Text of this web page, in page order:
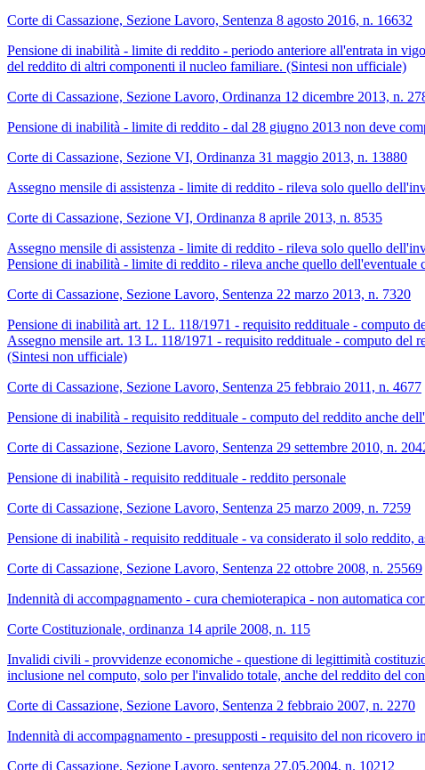
Corte di Cassazione, Sezione Lavoro, Sentenza 8 agosto 2016, n. 16632
Pensione di inabilità - limite di reddito - periodo anteriore all'entrata in
del reddito di altri componenti il nucleo familiare. (Sintesi non ufficiale)
Corte di Cassazione, Sezione Lavoro, Ordinanza 12 dicembre 2013, n.
Pensione di inabilità - limite di reddito - dal 28 giugno 2013 non deve
Corte di Cassazione, Sezione VI, Ordinanza 31 maggio 2013, n. 13880
Assegno mensile di assistenza - limite di reddito - rileva solo quello
Corte di Cassazione, Sezione VI, Ordinanza 8 aprile 2013, n. 8535
Assegno mensile di assistenza - limite di reddito - rileva solo quello
Pensione di inabilità - limite di reddito - rileva anche quello dell'eventuale
Corte di Cassazione, Sezione Lavoro, Sentenza 22 marzo 2013, n. 7320
Pensione di inabilità art. 12 L. 118/1971 - requisito reddituale - computo
Assegno mensile art. 13 L. 118/1971 - requisito reddituale - computo del
(Sintesi non ufficiale)
Corte di Cassazione, Sezione Lavoro, Sentenza 25 febbraio 2011, n. 4677
Pensione di inabilità - requisito reddituale - computo del reddito anche
Corte di Cassazione, Sezione Lavoro, Sentenza 29 settembre 2010, n.
Pensione di inabilità - requisito reddituale - reddito personale
Corte di Cassazione, Sezione Lavoro, Sentenza 25 marzo 2009, n. 7259
Pensione di inabilità - requisito reddituale - va considerato il solo reddito,
Corte di Cassazione, Sezione Lavoro, Sentenza 22 ottobre 2008, n. 25569
Indennità di accompagnamento - cura chemioterapica - non automatica
Corte Costituzionale, ordinanza 14 aprile 2008, n. 115
Invalidi civili - provvidenze economiche - questione di legittimità
inclusione nel computo, solo per l'invalido totale, anche del reddito del
Corte di Cassazione, Sezione Lavoro, Sentenza 2 febbraio 2007, n. 2270
Indennità di accompagnamento - presupposti - requisito del non ricovero
Corte di Cassazione, Sezione Lavoro, sentenza 27.05.2004, n. 10212